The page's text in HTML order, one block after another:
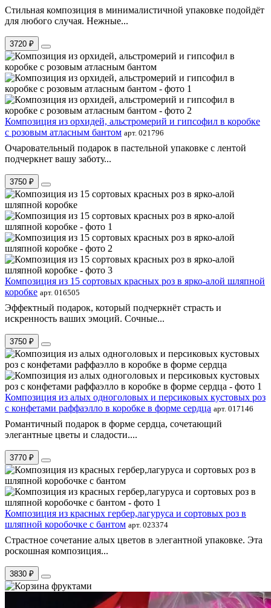
Стильная композиция в минималистичной упаковке подойдёт
для любого случая. Нежные...
3720 ₽
Композиция из орхидей, альстромерий и гипсофил в коробке
с розовым атласным бантом арт. 021796
Очаровательный подарок в пастельной упаковке с лентой
подчеркнет вашу заботу...
3750 ₽
Композиция из 15 сортовых красных роз в ярко-алой шляпной
коробке арт. 016505
Эффектный подарок, который подчеркнёт страсть и
искренность ваших эмоций. Сочные...
3750 ₽
Композиция из алых одноголовых и персиковых кустовых роз
с конфетами раффаэлло в коробке в форме сердца арт. 017146
Романтичный подарок в форме сердца, сочетающий
элегантные цветы и сладости....
3770 ₽
Композиция из красных гербер,лагуруса и сортовых роз в
шляпной коробочке с бантом арт. 023374
Страстное сочетание алых цветов в элегантной упаковке. Эта
роскошная композиция...
3830 ₽